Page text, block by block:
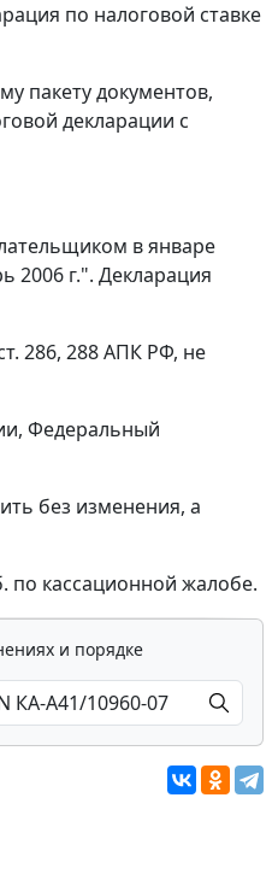
по налоговой ставке
пакету документов,
декларации с
в январе
2006 г.". Декларация
286, 288АПК РФ, не
Федеральный
без изменения, а
по кассационной жалобе.
и порядке